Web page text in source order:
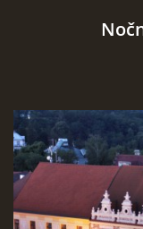
VIDEA
POUŽITÁ